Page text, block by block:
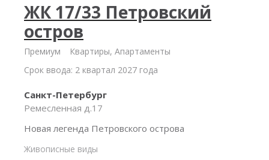
ЖК 17/33 Петровский
остров
Премиум
Квартиры, Апартаменты
Срок ввода: 2 квартал 2027 года
Санкт-Петербург
Ремесленная д.17
Новая легенда Петровского острова
Живописные виды